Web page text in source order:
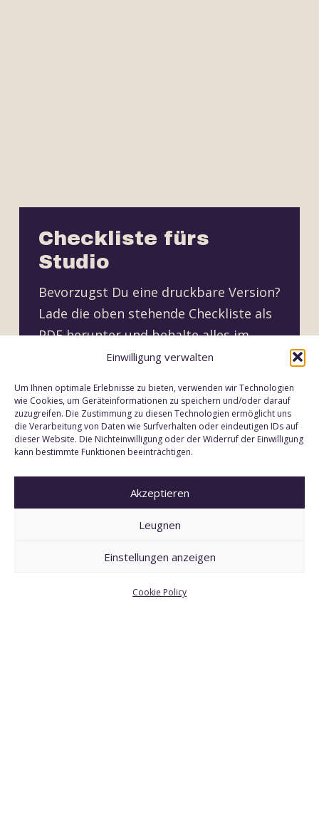
Einwilligung verwalten
Um Ihnen optimale Erlebnisse zu bieten, verwenden wir Technologien
wie Cookies, um Geräteinformationen zu speichern und/oder darauf
zuzugreifen. Die Zustimmung zu diesen Technologien ermöglicht uns
die Verarbeitung von Daten wie Surfverhalten oder eindeutigen IDs auf
dieser Website. Die Nichteinwilligung oder der Widerruf der Einwilligung
kann bestimmte Funktionen beeinträchtigen.
Akzeptieren
Leugnen
Einstellungen anzeigen
Cookie Policy
Checkliste fürs
Studio
Bevorzugst Du eine druckbare Version?
Lade die oben stehende Checkliste als
PDF herunter und behaltealles im
DOWNLOAD PDF
Noch Fragen?
Hier haben wir alle wichtigen
übersichtlich zusammengefasst.